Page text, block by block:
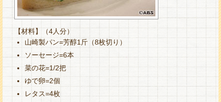
【材料】（4人分）
山崎製パン=芳醇1斤（8枚切り）
ソーセージ=6本
菜の花=1/2把
ゆで卵=2個
レタス=4枚